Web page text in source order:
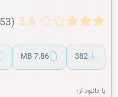
3.6 (753 نظر)
382
7.86 MB
یا دانلود از: